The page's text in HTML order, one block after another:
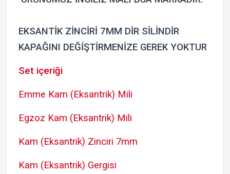
EKSANTİK ZİNCİRİ 7MM DİR SİLİNDİR
KAPAĞINI DEĞİŞTİRMENİZE GEREK YOKTUR
Set içeriği
Emme Kam (Eksantrik) Mili
Egzoz Kam (Eksantrik) Mili
Kam (Eksantrik) Zinciri 7mm
Kam (Eksantrik) Gergisi